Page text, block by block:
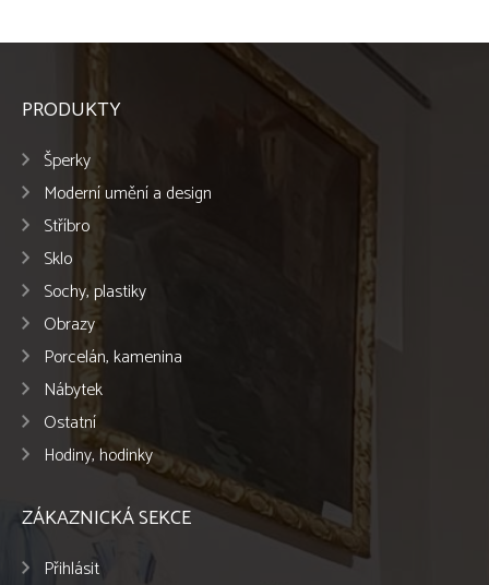
PRODUKTY
Šperky
Moderní umění a design
Stříbro
Sklo
Sochy, plastiky
Obrazy
Porcelán, kamenina
Nábytek
Ostatní
Hodiny, hodinky
ZÁKAZNICKÁ SEKCE
Přihlásit